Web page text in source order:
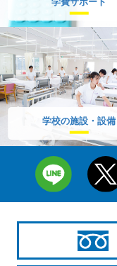
学校の施設・設備